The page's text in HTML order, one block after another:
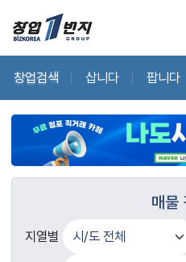
창업검색 삽니다 팝니다
매물
지열별